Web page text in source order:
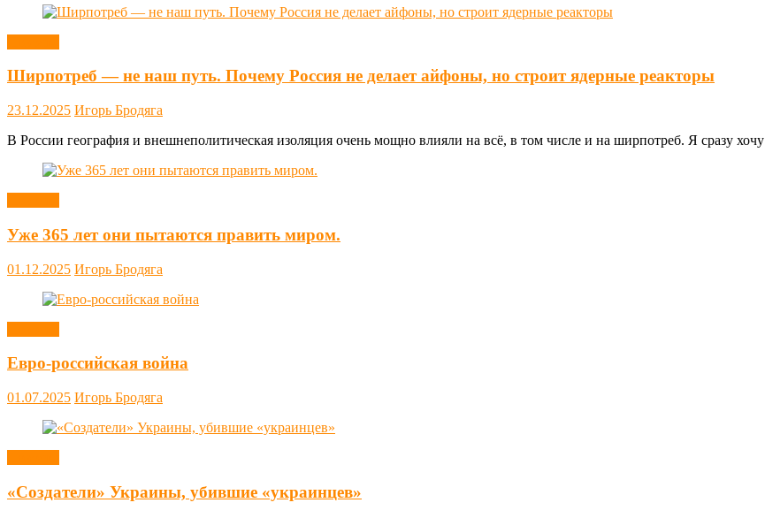
Ширпотреб — не наш путь. Почему Россия не делает айфоны, но строит ядерные реакторы
23.12.2025 Игорь Бродяга
В России география и внешнеполитическая изоляция очень мощно влияли на всё, в том числе и на ширпотреб. Я сразу хочу
Уже 365 лет они пытаются править миром.
01.12.2025 Игорь Бродяга
Евро-российская война
01.07.2025 Игорь Бродяга
«Создатели» Украины, убившие «украинцев»